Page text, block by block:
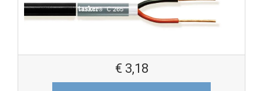
€ 3,18